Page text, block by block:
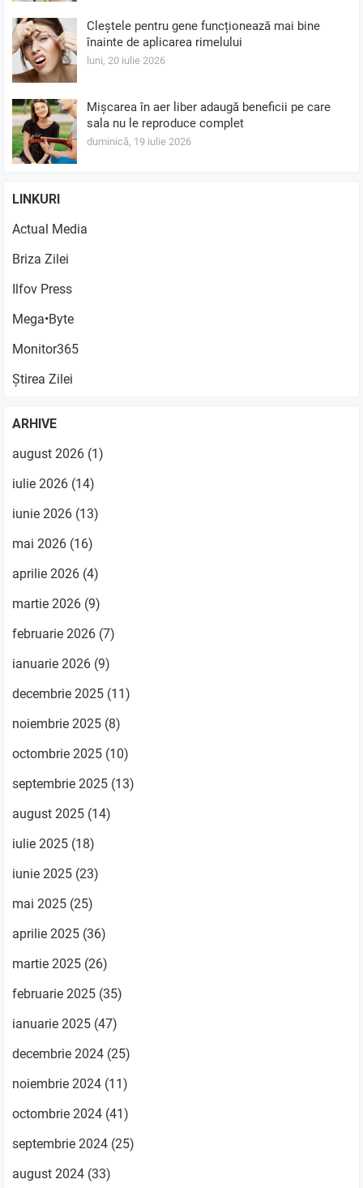
Cleștele pentru gene funcționează mai bine
înainte de aplicarea rimelului
luni, 20 iulie 2026
Mișcarea în aer liber adaugă beneficii pe care
sala nu le reproduce complet
duminică, 19 iulie 2026
LINKURI
Actual Media
Briza Zilei
Ilfov Press
Mega•Byte
Monitor365
Știrea Zilei
ARHIVE
august 2026 (1)
iulie 2026 (14)
iunie 2026 (13)
mai 2026 (16)
aprilie 2026 (4)
martie 2026 (9)
februarie 2026 (7)
ianuarie 2026 (9)
decembrie 2025 (11)
noiembrie 2025 (8)
octombrie 2025 (10)
septembrie 2025 (13)
august 2025 (14)
iulie 2025 (18)
iunie 2025 (23)
mai 2025 (25)
aprilie 2025 (36)
martie 2025 (26)
februarie 2025 (35)
ianuarie 2025 (47)
decembrie 2024 (25)
noiembrie 2024 (11)
octombrie 2024 (41)
septembrie 2024 (25)
august 2024 (33)